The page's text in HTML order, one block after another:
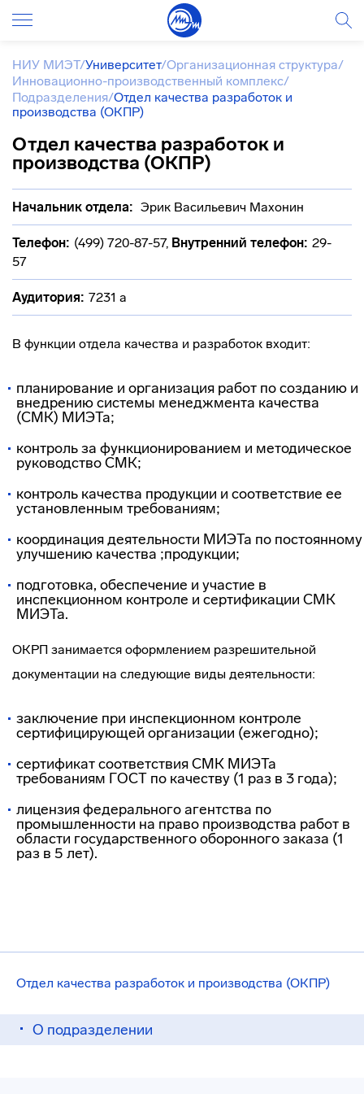
Отдел качества разработок и производства (ОКПР)
О подразделении
НИУ МИЭТ/Университет/Организационная структура/
Инновационно-производственный комплекс/
Подразделения/Отдел качества разработок и
производства (ОКПР)
Отдел качества разработок и
производства (ОКПР)
Начальник отдела: Эрик Васильевич Махонин
Телефон: (499) 720-87-57, Внутренний телефон: 29-
57
Аудитория: 7231 а
В функции отдела качества и разработок входит:
планирование и организация работ по созданию и
внедрению системы менеджмента качества
(СМК) МИЭТа;
контроль за функционированием и методическое
руководство СМК;
контроль качества продукции и соответствие ее
установленным требованиям;
координация деятельности МИЭТа по постоянному
улучшению качества ;продукции;
подготовка, обеспечение и участие в
инспекционном контроле и сертификации СМК
МИЭТа.
ОКРП занимается оформлением разрешительной
документации на следующие виды деятельности:
заключение при инспекционном контроле
сертифицирующей организации (ежегодно);
сертификат соответствия СМК МИЭТа
требованиям ГОСТ по качеству (1 раз в 3 года);
лицензия федерального агентства по
промышленности на право производства работ в
области государственного оборонного заказа (1
раз в 5 лет).